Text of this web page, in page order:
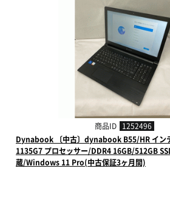
商品ID 1252496
Dynabook 〔中古〕dynabook B55/HR イ
1135G7 プロセッサー/DDR4 16GB/512GB
蔵/Windows 11 Pro(中古保証3ヶ月間)